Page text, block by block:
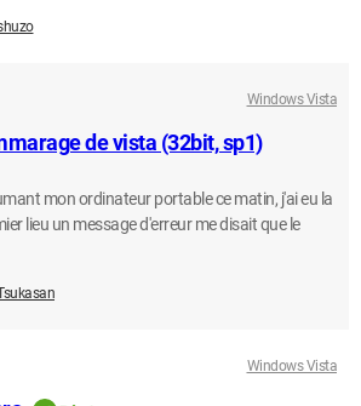
Windows Vista
de vista (32bit, sp1)
mon ordinateur portable ce matin, j'ai eu la
lieu un message d'erreur me disait que le
Windows Vista